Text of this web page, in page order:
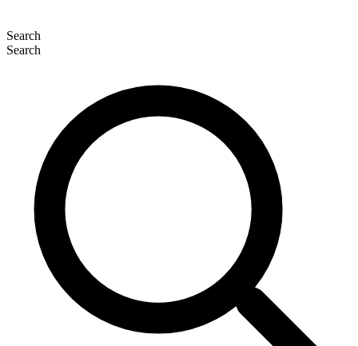
Search
Search